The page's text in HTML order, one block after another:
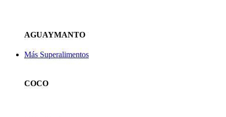
AGUAYMANTO
Más Superalimentos
COCO